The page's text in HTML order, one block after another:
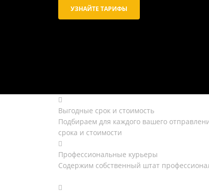
УЗНАЙТЕ ТАРИФЫ
Выгодные срок и стоимость
Подбираем для каждого вашего
срока и стоимости
Профессиональные курьеры
Содержим собственный штат